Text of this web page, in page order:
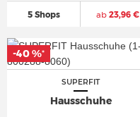
5 Shops ab23,96 €
SUPERFIT
Hausschuhe
-40 %*